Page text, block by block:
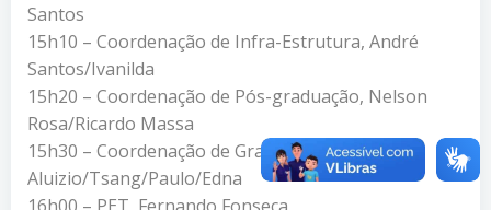
Santos
15h10 – Coordenação de Infra-Estrutura, André
Santos/Ivanilda
15h20 – Coordenação de Pós-graduação, Nelson
Rosa/Ricardo Massa
15h30 – Coordenação de Graduação,
Aluizio/Tsang/Paulo/Edna
16h00 – PET, Fernando Fonseca